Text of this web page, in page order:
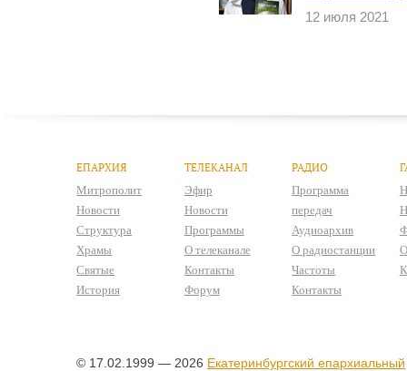
12 июля 2021
ЕПАРХИЯ
Митрополит
Новости
Структура
Храмы
Святые
История
ТЕЛЕКАНАЛ
Эфир
Новости
Программы
О телеканале
Контакты
Форум
РАДИО
Программа
передач
Аудиоархив
О радиостанции
Частоты
Контакты
© 17.02.1999 — 2026 Екатеринбургский епархиальный